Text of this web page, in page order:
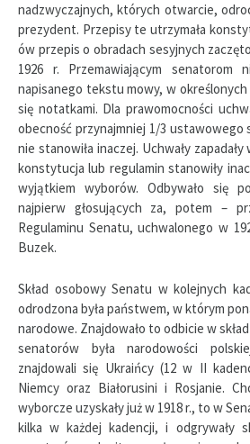
nadzwyczajnych, których otwarcie,
prezydent. Przepisy te utrzymała
ów przepis o obradach sesyjnych
1926 r. Przemawiającym senatorom
napisanego tekstu mowy, w
się notatkami. Dla prawomocności
obecność przynajmniej 1/3 ustawowego
nie stanowiła inaczej. Uchwały
konstytucja lub regulamin stanowiły
wyjątkiem wyborów. Odbywało się
najpierw głosujących za, potem –
Regulaminu Senatu, uchwalonego w
Buzek.
Skład osobowy Senatu w kolejnych
odrodzona była państwem, w którym
narodowe. Znajdowało to odbicie w
senatorów była narodowości
znajdowali się Ukraińcy (12 w II
Niemcy oraz Białorusini i Rosjanie.
wyborcze uzyskały już w 1918 r., to w
kilka w każdej kadencji, i odgrywały